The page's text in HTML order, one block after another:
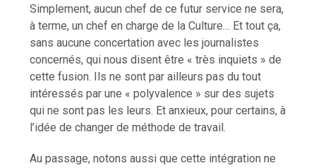
Simplement, aucun chef de ce futur service ne sera,
à terme, un chef en charge de la Culture… Et tout ça,
sans aucune concertation avec les journalistes
concernés, qui nous disent être « très inquiets » de
cette fusion. Ils ne sont par ailleurs pas du tout
intéressés par une « polyvalence » sur des sujets
qui ne sont pas les leurs. Et anxieux, pour certains, à
l’idée de changer de méthode de travail.
Au passage, notons aussi que cette intégration ne